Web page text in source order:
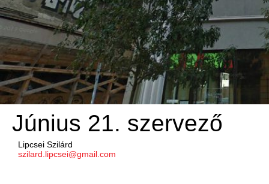
Június 21. szervező
Lipcsei Szilárd
szilard.lipcsei@gmail.com